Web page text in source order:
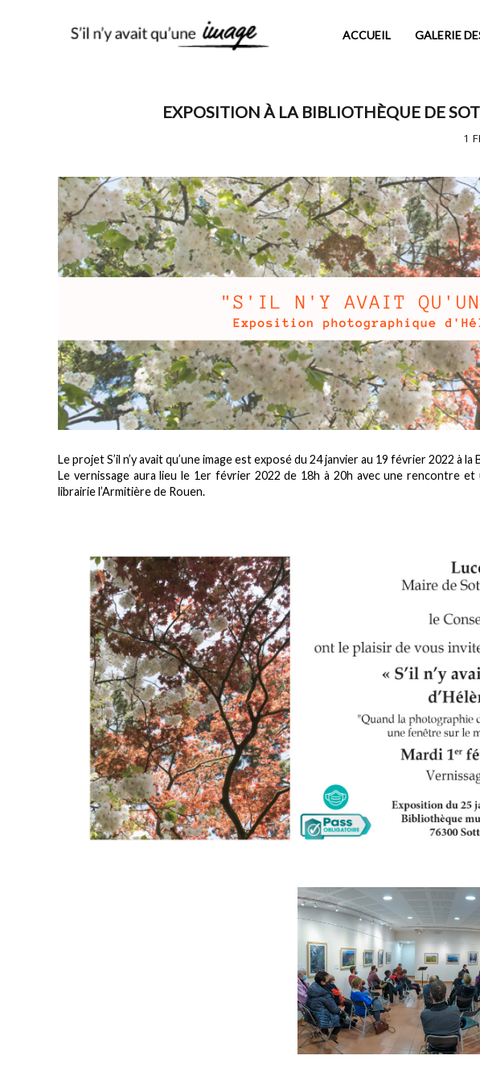
ACCUEIL GALERIE
EXPOSITION À LA BIBLIOTHÈQUE DE
1
Le projet S’il n’y avait qu’une image est exposé du 24 janvier au 19 février 2022 à
Le vernissage aura lieu le 1er février 2022 de 18h à 20h avec une rencontre
librairie l’Armitière de Rouen.